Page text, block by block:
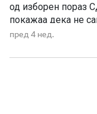
од изборен пораз
покажаа дека не
продолжување на
усогласувањето
пред 4 нед.